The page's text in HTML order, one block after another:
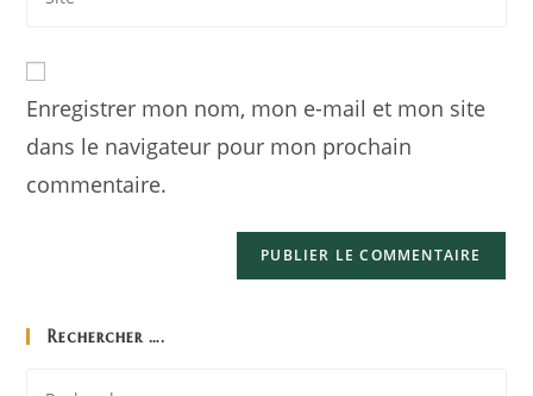
Enregistrer mon nom, mon e-mail et mon site
dans le navigateur pour mon prochain
commentaire.
Rechercher ….